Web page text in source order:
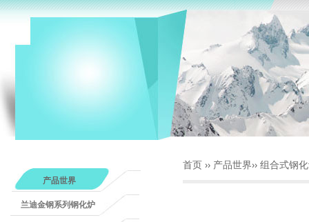
产品世界
兰迪金钢系列钢化炉
首页 ›› 产品世界›› 组合式钢